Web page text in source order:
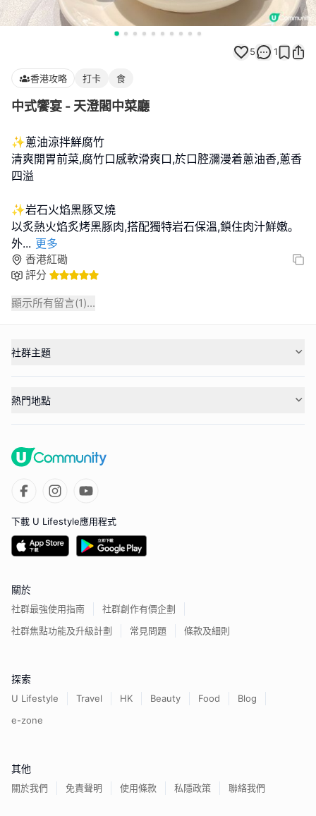
5 1
香港攻略 打卡 食
中式饗宴 - 天澄閣中菜廳
✨蔥油涼拌鮮腐竹
清爽開胃前菜,腐竹口感軟滑爽口,於口腔瀰漫着蔥油香,蔥香
四溢
✨岩石火焰黑豚叉燒
以炙熱火焰炙烤黑豚肉,搭配獨特岩石保溫,鎖住肉汁鮮嫩｡
外... 更多
香港紅磡
評分
顯示所有留言(1)...
社群主題
熱門地點
下載 U Lifestyle應用程式
關於
社群最強使用指南
社群創作有價企劃
社群焦點功能及升級計劃
常見問題 條款及細則
探索
U Lifestyle Travel HK Beauty Food
Blog
e-zone
其他
關於我們 免責聲明 使用條款 私隱政策 聯絡我們